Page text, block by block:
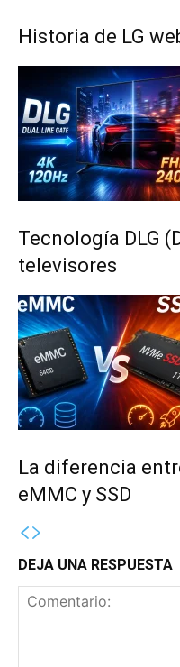
Historia de LG
Tecnología DLG
televisores
La diferencia
eMMC y SSD
DEJA UNA RESPUESTA